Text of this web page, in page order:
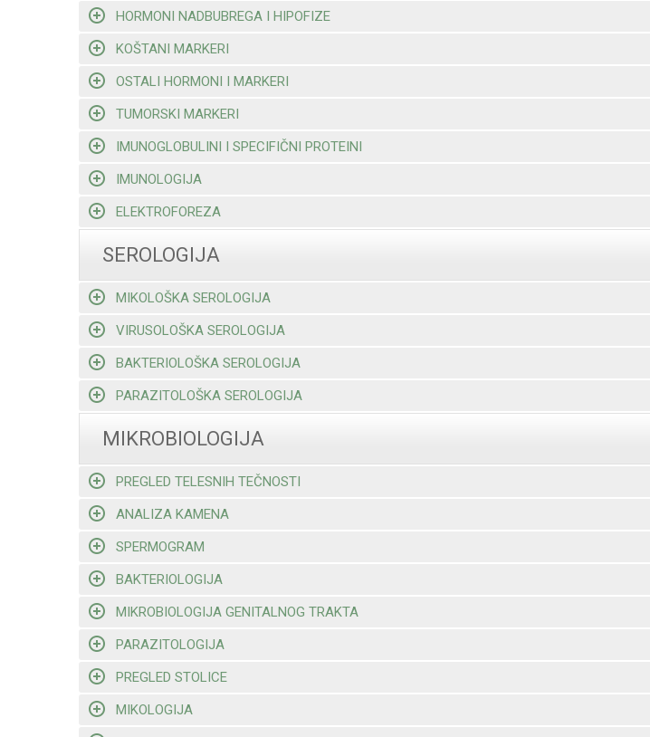
HORMONI NADBUBREGA I HIPOFIZE
KOŠTANI MARKERI
OSTALI HORMONI I MARKERI
TUMORSKI MARKERI
IMUNOGLOBULINI I SPECIFIČNI PROTEINI
IMUNOLOGIJA
ELEKTROFOREZA
SEROLOGIJA
MIKOLOŠKA SEROLOGIJA
VIRUSOLOŠKA SEROLOGIJA
BAKTERIOLOŠKA SEROLOGIJA
PARAZITOLOŠKA SEROLOGIJA
MIKROBIOLOGIJA
PREGLED TELESNIH TEČNOSTI
ANALIZA KAMENA
SPERMOGRAM
BAKTERIOLOGIJA
MIKROBIOLOGIJA GENITALNOG TRAKTA
PARAZITOLOGIJA
PREGLED STOLICE
MIKOLOGIJA